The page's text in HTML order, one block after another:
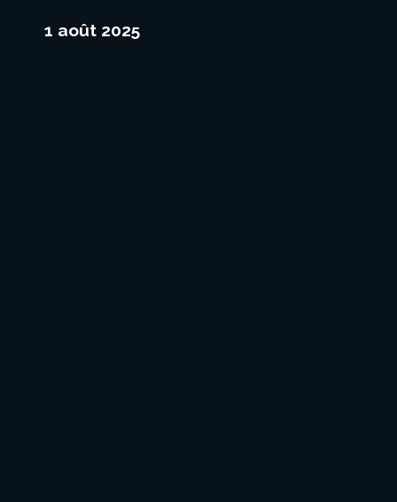
1 août 2025